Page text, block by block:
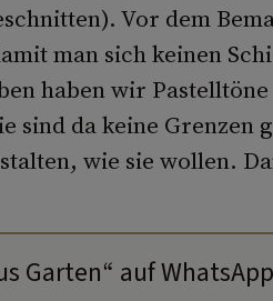
Vor dem
man sich keinen
haben wir
sind da keine Grenzen
wie sie wollen.
Garten“ auf WhatsApp